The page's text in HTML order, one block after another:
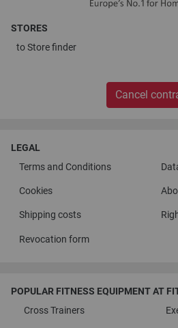
STORES
toStore finder
Cancel
LEGAL
Terms and Conditions
Cookies
Shipping costs
Revocation form
POPULAR FITNESS EQUIPMENT AT
Cross Trainers